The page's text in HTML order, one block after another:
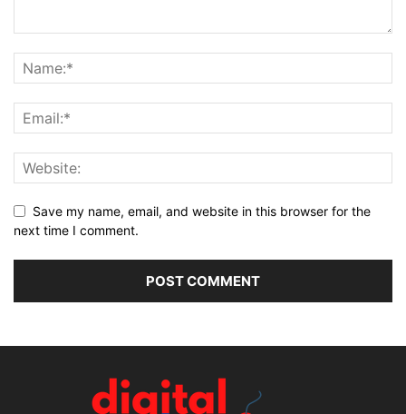
Save my name, email, and website in this browser for the
next time I comment.